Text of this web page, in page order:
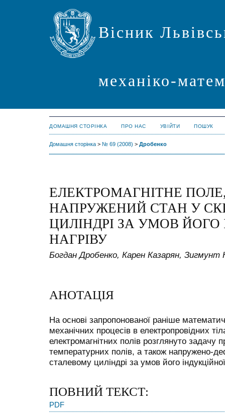
Вісник
механіко-
ДОМАШНЯ СТОРІНКА ПРО НАС УВІЙТИ ПОШУК
Домашня сторінка > № 69 (2008) > Дробенко
ЕЛЕКТРОМАГНІТНЕ
НАПРУЖЕНИЙ СТАН У
ЦИЛІНДРІ ЗА УМОВ ЙОГО
НАГРІВУ
Богдан Дробенко, Карен Казарян, Зигмунт
АНОТАЦІЯ
На основі запропонованої раніше
механічних процесів в електропровідних
електромагнітних полів розглянуто задачу
температурних полів, а також напружено-
сталевому циліндрі за умов його
ПОВНИЙ ТЕКСТ:
PDF